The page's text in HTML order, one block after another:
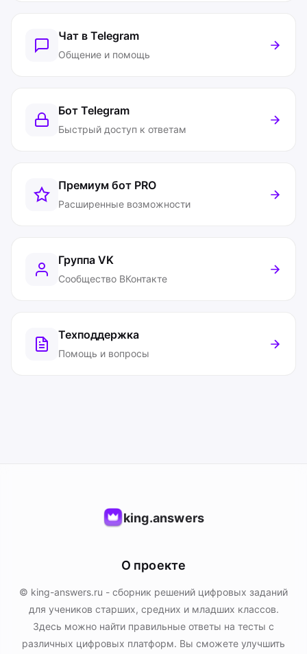
Чат в Telegram
Общение и помощь
Бот Telegram
Быстрый доступ к ответам
Премиум бот PRO
Расширенные возможности
Группа VK
Сообщество ВКонтакте
Техподдержка
Помощь и вопросы
king.answers
О проекте
© king-answers.ru - сборник решений цифровых заданий
для учеников старших, средних и младших классов.
Здесь можно найти правильные ответы на тесты с
различных цифровых платформ. Вы сможете улучшить